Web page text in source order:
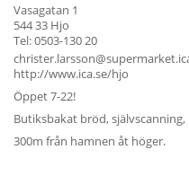
Vasagatan 1
544 33 Hjo
Tel: 0503-130 20
http://www.ica.se/hjo
Öppet 7-22!
Butiksbakat bröd,
300m från hamnen åt höger.